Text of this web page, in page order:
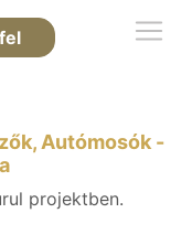
Autómosók -
projektben.